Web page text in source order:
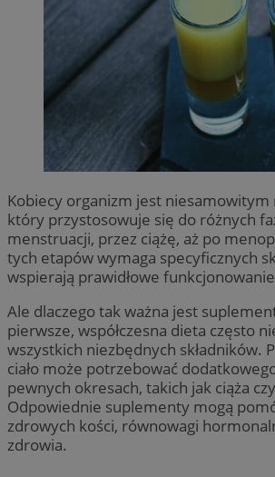
Kobiecy organizm jest
który przystosowuje się do różnych
menstruacji, przez ciążę, aż po
tych etapów wymaga specyficznych
wspierają prawidłowe
Ale dlaczego tak ważna jest
pierwsze, współczesna dieta często
wszystkich niezbędnych składników.
ciało może potrzebować
pewnych okresach, takich jak ciąża
Odpowiednie suplementy mogą
zdrowych kości, równowagi
zdrowia.